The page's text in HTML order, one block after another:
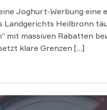
Joghurt-Werbung eine
Landgerichts Heilbronn
mit massiven Rabatten
klare Grenzen […]